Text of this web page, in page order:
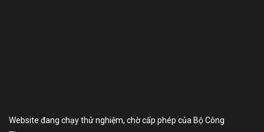
Website đang chạy thử nghiệm, chờ cấp phép của Bộ Công